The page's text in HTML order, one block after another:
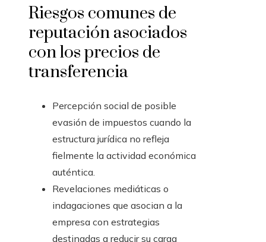
Riesgos comunes de
reputación asociados
con los precios de
transferencia
Percepción social de posible
evasión de impuestos cuando la
estructura jurídica no refleja
fielmente la actividad económica
auténtica.
Revelaciones mediáticas o
indagaciones que asocian a la
empresa con estrategias
destinadas a reducir su carga